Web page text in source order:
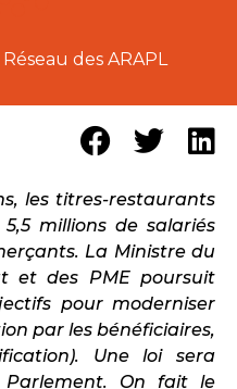
Réseau des ARAPL
les titres-restaurants
millions de salariés
La Ministre du
et des PME poursuit
pour moderniser
par les bénéficiaires,
Une loi sera
On fait le